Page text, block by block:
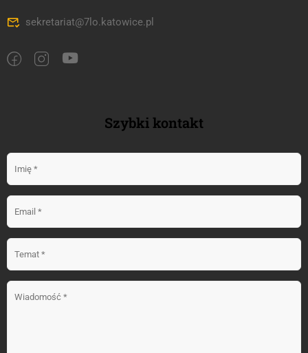
sekretariat@7lo.katowice.pl
Szybki kontakt